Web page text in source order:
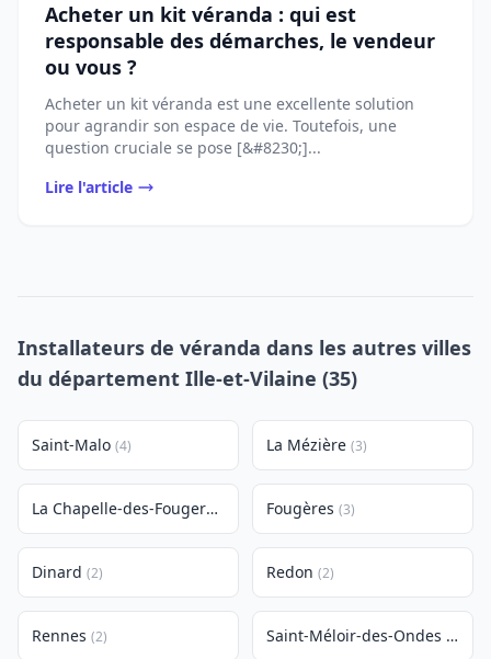
Acheter un kit véranda : qui est
responsable des démarches, le vendeur
ou vous ?
Acheter un kit véranda est une excellente solution
pour agrandir son espace de vie. Toutefois, une
question cruciale se pose [&#8230;]...
Lire l'article
Installateurs de véranda dans les autres villes
du département Ille-et-Vilaine (35)
Saint-Malo (4) La Mézière (3)
La Chapelle-des-Fougeretz Fougères (3)
Dinard (2) Redon (2)
Rennes (2) Saint-Méloir-des-Ondes (1)